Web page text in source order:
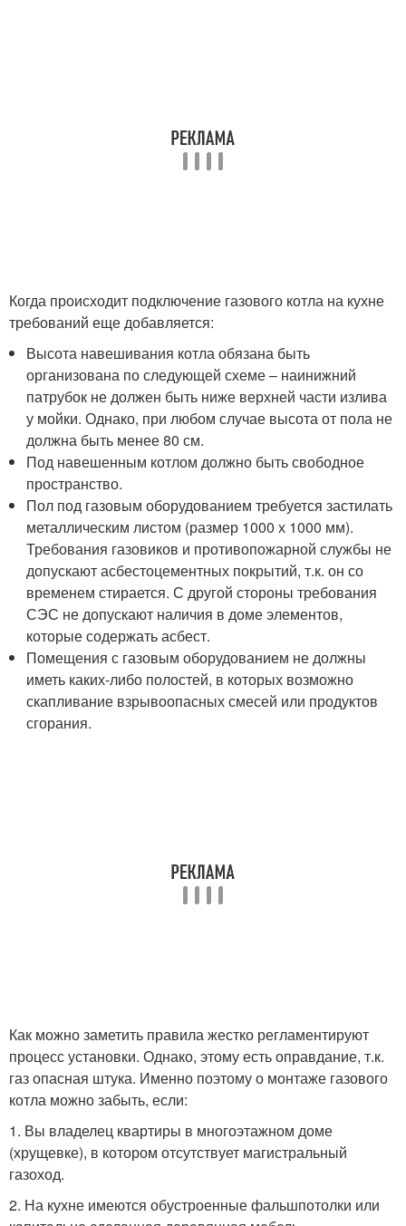
Когда происходит подключение газового котла на кухне
требований еще добавляется:
Высота навешивания котла обязана быть
организована по следующей схеме – наинижний
патрубок не должен быть ниже верхней части излива
у мойки. Однако, при любом случае высота от пола не
должна быть менее 80 см.
Под навешенным котлом должно быть свободное
пространство.
Пол под газовым оборудованием требуется застилать
металлическим листом (размер 1000 х 1000 мм).
Требования газовиков и противопожарной службы не
допускают асбестоцементных покрытий, т.к. он со
временем стирается. С другой стороны требования
СЭС не допускают наличия в доме элементов,
которые содержать асбест.
Помещения с газовым оборудованием не должны
иметь каких-либо полостей, в которых возможно
скапливание взрывоопасных смесей или продуктов
сгорания.
Как можно заметить правила жестко регламентируют
процесс установки. Однако, этому есть оправдание, т.к.
газ опасная штука. Именно поэтому о монтаже газового
котла можно забыть, если:
1. Вы владелец квартиры в многоэтажном доме
(хрущевке), в котором отсутствует магистральный
газоход.
2. На кухне имеются обустроенные фальшпотолки или